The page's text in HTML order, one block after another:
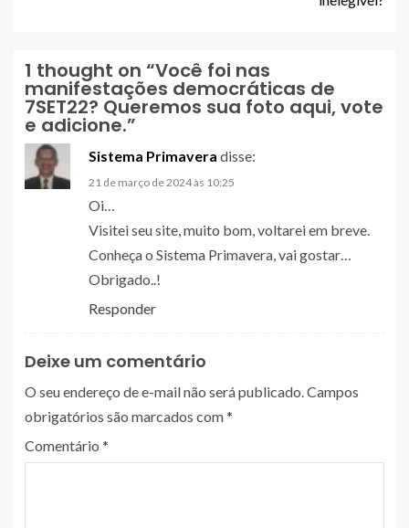
1 thought on “Você foi nas
manifestações democráticas de
7SET22? Queremos sua foto aqui, vote
e adicione.”
Sistema Primavera disse:
21 de março de 2024 às 10:25
Oi…
Visitei seu site, muito bom, voltarei em breve.
Conheça o Sistema Primavera, vai gostar…
Obrigado..!
Responder
Deixe um comentário
O seu endereço de e-mail não será publicado.Campos
obrigatórios são marcados com*
Comentário *